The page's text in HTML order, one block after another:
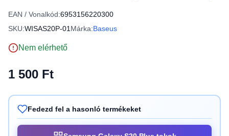
EAN / Vonalkód:6953156220300
SKU:WISAS20P-01 Márka:Baseus
Nem elérhető
1 500 Ft
Fedezd fel a hasonló termékeket